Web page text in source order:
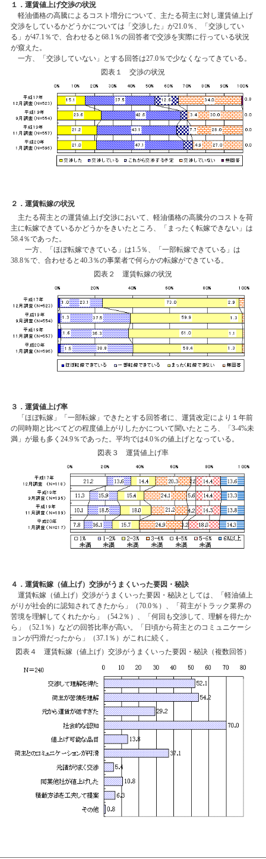
１．運賃値上げ交渉の状況
軽油価格の高騰によるコスト増分について、主たる荷主に対し運賃値上げ
交渉をしているかどうかについては「交渉した」が21.0％、「交渉してい
る」が47.1％で、合わせると68.1％の回答者で交渉を実際に行っている状況
が窺えた。
一方、「交渉していない」とする回答は27.0％で少なくなってきている。
図表１ 交渉の状況
２．運賃転嫁の状況
主たる荷主との運賃値上げ交渉において、軽油価格の高騰分のコストを荷
主に転嫁できているかどうかをきいたところ、「まったく転嫁できない」は
58.4％であった。
一方、「ほぼ転嫁できている」は1.5％、「一部転嫁できている」は
38.8％で、合わせると40.3％の事業者で何らかの転嫁ができている。
図表２ 運賃転嫁の状況
３．運賃値上げ率
「ほぼ転嫁」「一部転嫁」できたとする回答者に、運賃改定により１年前
の同時期と比べてどの程度値上がりしたかについて聞いたところ、「3-4%未
満」が最も多く24.9％であった。平均では4.0％の値上げとなっている。
図表３ 運賃値上げ率
４．運賃転嫁（値上げ）交渉がうまくいった要因・秘訣
運賃転嫁（値上げ）交渉がうまくいった要因・秘訣としては、「軽油値上
がりが社会的に認知されてきたから」（70.0％）、「荷主がトラック業界の
苦境を理解してくれたから」（54.2％）、「何回も交渉して、理解を得たか
ら」（52.1％）などの回答比率が高い。「日頃から荷主とのコミュニケーシ
ョンが円滑だったから」（37.1％）がこれに続く。
図表４ 運賃転嫁（値上げ）交渉がうまくいった要因・秘訣（複数回答）